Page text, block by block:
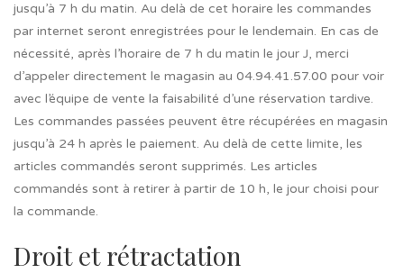
jusqu’à 7 h du matin. Au delà de cet horaire les commandes
par internet seront enregistrées pour le lendemain. En cas de
nécessité, après l’horaire de 7 h du matin le jour J, merci
d’appeler directement le magasin au 04.94.41.57.00 pour voir
avec l’équipe de vente la faisabilité d’une réservation tardive.
Les commandes passées peuvent être récupérées en magasin
jusqu’à 24 h après le paiement. Au delà de cette limite, les
articles commandés seront supprimés. Les articles
commandés sont à retirer à partir de 10 h, le jour choisi pour
la commande.
Droit et rétractation